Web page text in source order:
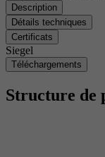
Description
Détails techniques
Certificats
Siegel
Téléchargements
Structure de